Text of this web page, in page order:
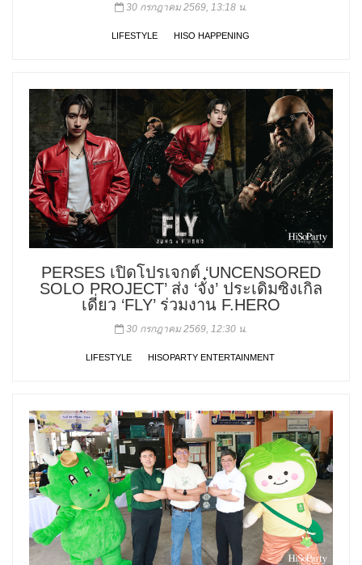
30 กรกฎาคม 2569, 13:18 น.
LIFESTYLE HISO HAPPENING
PERSES เปิดโปรเจกต์ ‘UNCENSORED
SOLO PROJECT’ ส่ง ‘จั๋ง’ ประเดิมซิงเกิล
เดี่ยว ‘FLY’ ร่วมงาน F.HERO
30 กรกฎาคม 2569, 12:30 น.
LIFESTYLE HISOPARTY ENTERTAINMENT